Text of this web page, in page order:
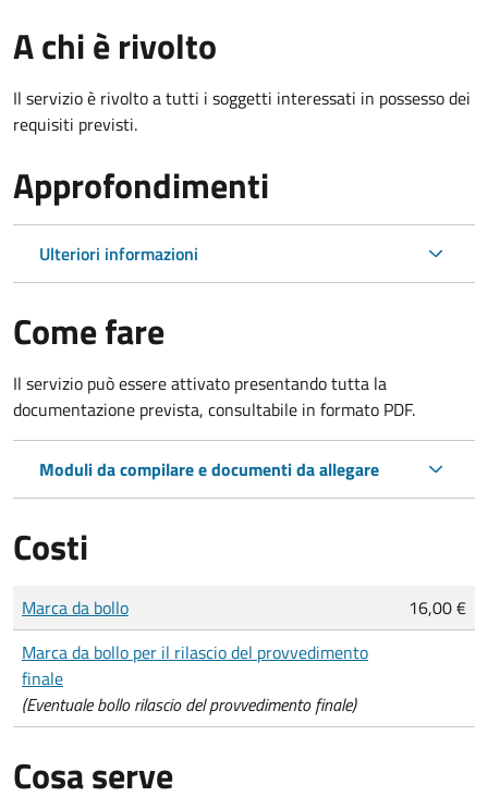
A chi è rivolto
Il servizio è rivolto a tutti i soggetti interessati in possesso dei
requisiti previsti.
Approfondimenti
Ulteriori informazioni
Come fare
Il servizio può essere attivato presentando tutta la
documentazione prevista, consultabile in formato PDF.
Moduli da compilare e documenti da allegare
Costi
Tipo di pagamento
Importo
Marca da bollo
16,00 €
Marca da bollo per il rilascio del provvedimento
finale
(Eventuale bollo rilascio del provvedimento finale)
Cosa serve